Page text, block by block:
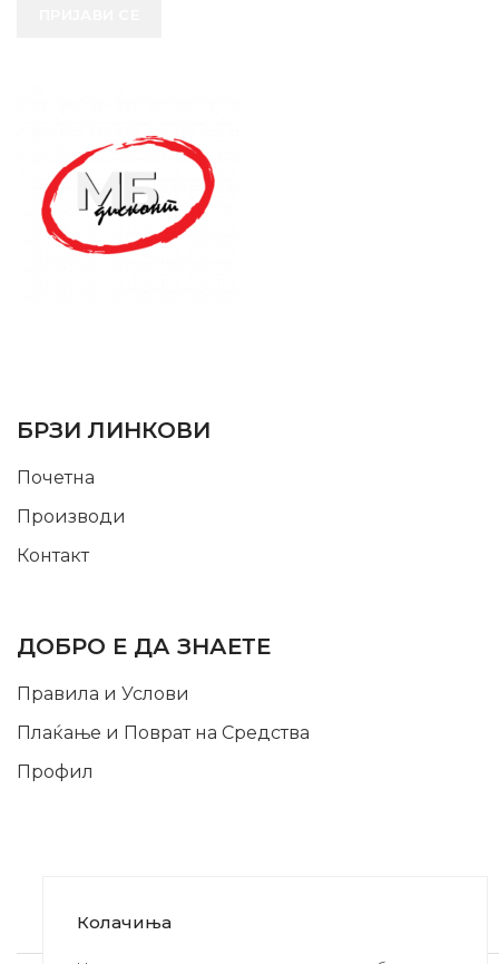
БРЗИ ЛИНКОВИ
Почетна
Производи
Контакт
ДОБРО Е ДА ЗНАЕТЕ
Правила и Услови
Плаќање и Поврат на Средства
Профил
Колачиња